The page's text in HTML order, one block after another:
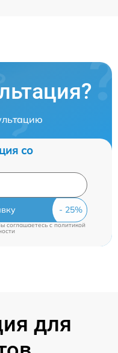
со
соглашаетесь cполитикой
для